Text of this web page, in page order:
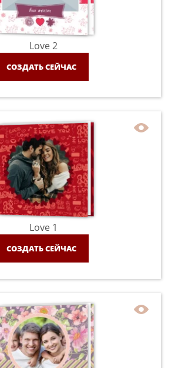
Love 2
СОЗДАТЬ СЕЙЧАС
Love 1
СОЗДАТЬ СЕЙЧАС